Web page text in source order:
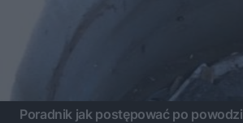
Poradnik jak postępować po powodzi